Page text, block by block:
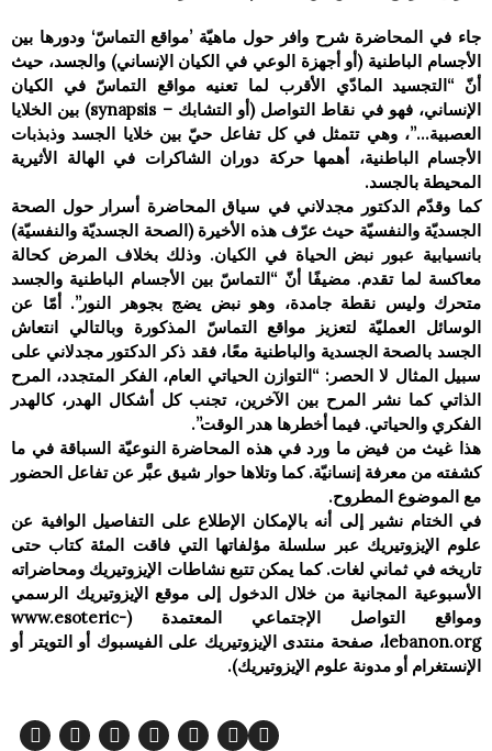
جاء في المحاضرة شرح وافر حول ماهيّة ’مواقع التماسّ‘ ودورها بين
الأجسام الباطنية (أو أجهزة الوعي في الكيان الإنساني) والجسد، حيث
أنّ “التجسيد المادّي الأقرب لما تعنيه مواقع التماسّ في الكيان
الإنساني، فهو في نقاط التواصل (أو التشابك – synapsis) بين الخلايا
العصبية…”، وهي تتمثل في كل تفاعل حيّ بين خلايا الجسد وذبذبات
الأجسام الباطنية، أهمها حركة دوران الشاكرات في الهالة الأثيرية
المحيطة بالجسد.
كما وقدّم الدكتور مجدلاني في سياق المحاضرة أسرار حول الصحة
الجسديّة والنفسيّة حيث عرّف هذه الأخيرة (الصحة الجسديّة والنفسيّة)
بانسيابية عبور نبض الحياة في الكيان. وذلك بخلاف المرض كحالة
معاكسة لما تقدم. مضيفًا أنّ “التماسّ بين الأجسام الباطنية والجسد
متحرك وليس نقطة جامدة، وهو نبض يضج بجوهر النور”. أمّا عن
الوسائل العمليّة لتعزيز مواقع التماسّ المذكورة وبالتالي انتعاش
الجسد بالصحة الجسدية والباطنية معًا، فقد ذكر الدكتور مجدلاني على
سبيل المثال لا الحصر: “التوازن الحياتي العام، الفكر المتجدد، المرح
الذاتي كما نشر المرح بين الآخرين، تجنب كل أشكال الهدر، كالهدر
الفكري والحياتي. فيما أخطرها هدر الوقت”.
هذا غيث من فيض ما ورد في هذه المحاضرة النوعيّة السباقة في ما
كشفته من معرفة إنسانيّة. كما وتلاها حوار شيق عبَّر عن تفاعل الحضور
مع الموضوع المطروح.
في الختام نشير إلى أنه بالإمكان الإطلاع على التفاصيل الوافية عن
علوم الإيزوتيريك عبر سلسلة مؤلفاتها التي فاقت المئة كتاب حتى
تاريخه في ثماني لغات. كما يمكن تتبع نشاطات الإيزوتيريك ومحاضراته
الأسبوعية المجانية من خلال الدخول إلى موقع الإيزوتيريك الرسمي
ومواقع التواصل الإجتماعي المعتمدة (www.esoteric-
lebanon.org، صفحة منتدى الإيزوتيريك على الفيسبوك أو التويتر أو
الإنستغرام أو مدونة علوم الإيزوتيريك).